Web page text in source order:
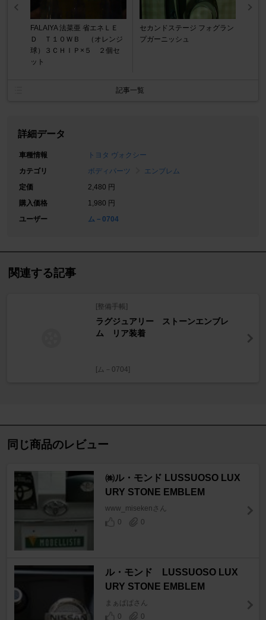
FALAIYA 法菜亜 省エネＬＥ
Ｄ Ｔ１０ＷＢ （オレンジ
球）３ＣＨＩＰ×５ ２個セ
ット
セカンドステージ フォグラン
プガーニッシュ
記事一覧
詳細データ
車種情報
トヨタ ヴォクシー
カテゴリ
ボディパーツ
エンブレム
定価
2,480 円
購入価格
1,980 円
ユーザー
ム－0704
関連する記事
[整備手帳]
ラグジュアリー ストーンエンブレ
ム リア装着
[ム－0704]
同じ商品のレビュー
㈱ル・モンド LUSSUOSO LUX
URY STONE EMBLEM
www_misekenさん
0
0
ル・モンド LUSSUOSO LUX
URY STONE EMBLEM
まぁぱぱさん
0
0